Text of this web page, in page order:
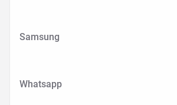
Samsung
Whatsapp